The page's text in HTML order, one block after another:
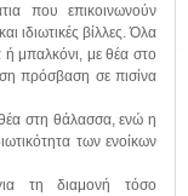
που επικοινωνούν
ιδιωτικές βίλλες. Όλα
μπαλκόνι, με θέα στο
πρόσβαση σε πισίνα
θέα στη θάλασσα, ενώ η
των ενοίκων
τη διαμονή τόσο